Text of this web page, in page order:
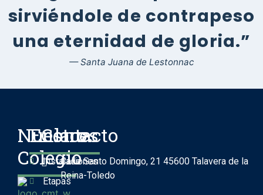
sirviéndole de contrapeso
una eternidad de gloria.”
— Santa Juana de Lestonnac
Nuestro
Colegio
Enlaces
Instalaciones
Etapas
Contacto
Calle Santo Domingo, 21 45600 Talavera de la
Reina-Toledo